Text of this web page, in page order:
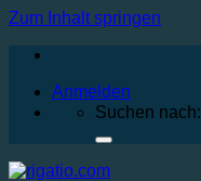
Zum Inhalt springen
Anmelden
Suchen nach: